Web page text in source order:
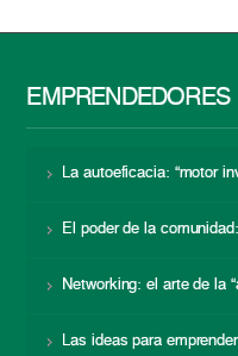
EMPRENDEDORES
La autoeficacia: “motor
El poder de la
Networking: el arte de la
Las ideas para